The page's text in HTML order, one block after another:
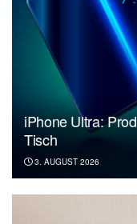
iPhone Ultra:
Tisch
3. AUGUST 2026